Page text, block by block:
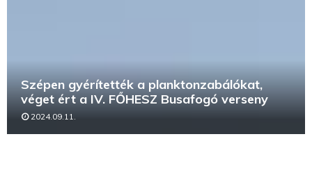
Szépen gyérítették a planktonzabálókat,
véget ért a IV. FŐHESZ Busafogó verseny
2024.09.11.